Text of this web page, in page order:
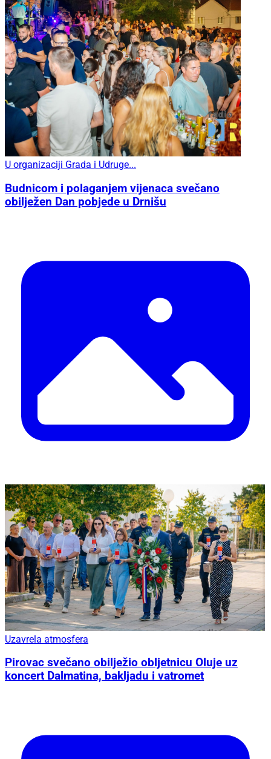
U organizaciji Grada i Udruge...
Budnicom i polaganjem vijenaca svečano
obilježen Dan pobjede u Drnišu
Uzavrela atmosfera
Pirovac svečano obilježio obljetnicu Oluje uz
koncert Dalmatina, bakljadu i vatromet